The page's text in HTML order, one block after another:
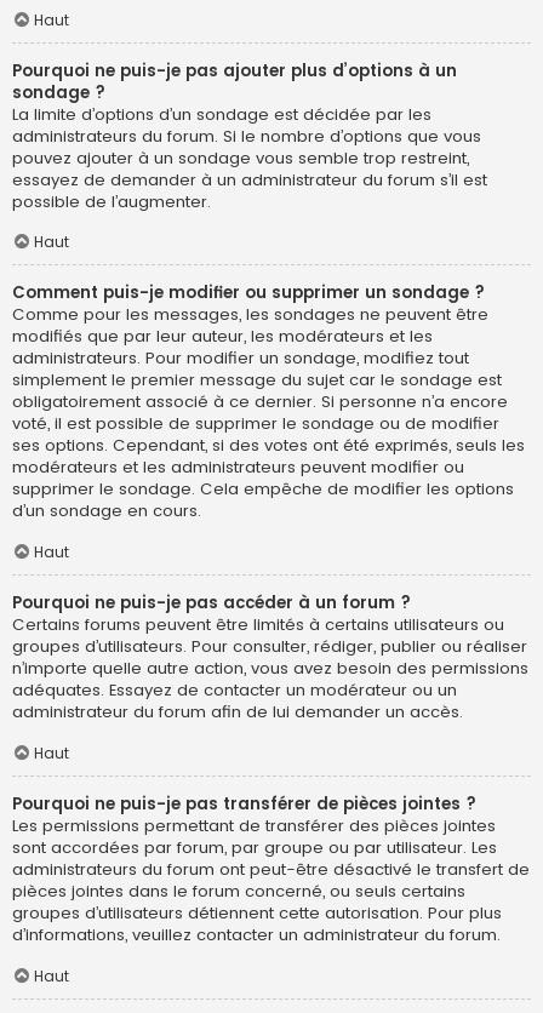
Haut
Pourquoi ne puis-je pas ajouter plus d’options à un
sondage ?
La limite d’options d’un sondage est décidée par les
administrateurs du forum. Si le nombre d’options que vous
pouvez ajouter à un sondage vous semble trop restreint,
essayez de demander à un administrateur du forum s’il est
possible de l’augmenter.
Haut
Comment puis-je modifier ou supprimer un sondage ?
Comme pour les messages, les sondages ne peuvent être
modifiés que par leur auteur, les modérateurs et les
administrateurs. Pour modifier un sondage, modifiez tout
simplement le premier message du sujet car le sondage est
obligatoirement associé à ce dernier. Si personne n’a encore
voté, il est possible de supprimer le sondage ou de modifier
ses options. Cependant, si des votes ont été exprimés, seuls les
modérateurs et les administrateurs peuvent modifier ou
supprimer le sondage. Cela empêche de modifier les options
d’un sondage en cours.
Haut
Pourquoi ne puis-je pas accéder à un forum ?
Certains forums peuvent être limités à certains utilisateurs ou
groupes d’utilisateurs. Pour consulter, rédiger, publier ou réaliser
n’importe quelle autre action, vous avez besoin des permissions
adéquates. Essayez de contacter un modérateur ou un
administrateur du forum afin de lui demander un accès.
Haut
Pourquoi ne puis-je pas transférer de pièces jointes ?
Les permissions permettant de transférer des pièces jointes
sont accordées par forum, par groupe ou par utilisateur. Les
administrateurs du forum ont peut-être désactivé le transfert de
pièces jointes dans le forum concerné, ou seuls certains
groupes d’utilisateurs détiennent cette autorisation. Pour plus
d’informations, veuillez contacter un administrateur du forum.
Haut